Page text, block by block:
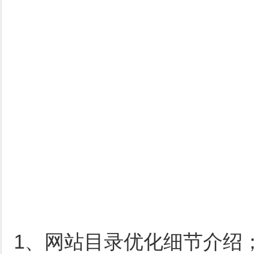
1、网站目录优化细节介绍；